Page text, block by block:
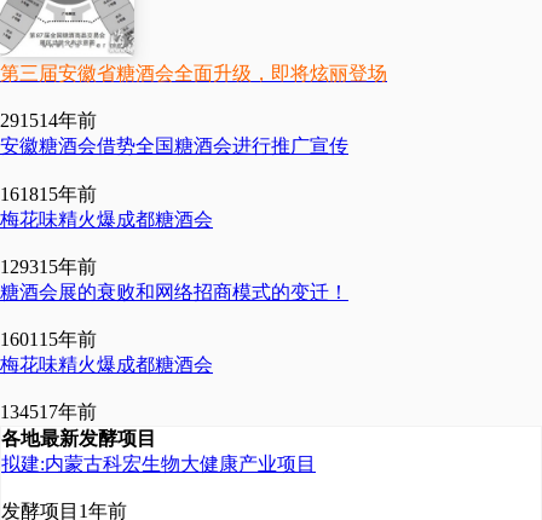
第三届安徽省糖酒会全面升级，即将炫丽登场
291514年前
安徽糖酒会借势全国糖酒会进行推广宣传
161815年前
梅花味精火爆成都糖酒会
129315年前
糖酒会展的衰败和网络招商模式的变迁！
1601 15年前
梅花味精火爆成都糖酒会
134517年前
各地最新发酵项目
拟建:内蒙古科宏生物大健康产业项目
发酵项目 1年前